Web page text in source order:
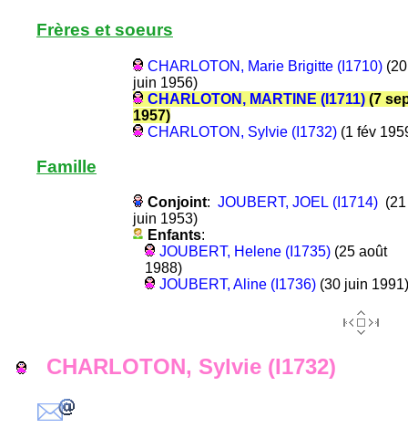
Frères et soeurs
CHARLOTON, Marie Brigitte (I1710)(20
juin 1956)
CHARLOTON, MARTINE (I1711)(7
1957)
CHARLOTON, Sylvie (I1732)(1 fév
Famille
Conjoint: JOUBERT, JOEL (I1714)(21
juin 1953)
Enfants:
JOUBERT, Helene (I1735)(25 août
1988)
JOUBERT, Aline (I1736)(30 juin 1991)
CHARLOTON, Sylvie (I1732)